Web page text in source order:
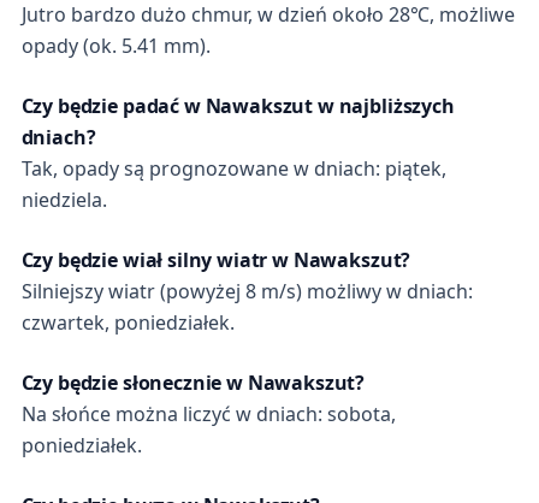
Jutro bardzo dużo chmur, w dzień około 28℃, możliwe
opady (ok. 5.41 mm).
Czy będzie padać w Nawakszut w najbliższych
dniach?
Tak, opady są prognozowane w dniach: piątek,
niedziela.
Czy będzie wiał silny wiatr w Nawakszut?
Silniejszy wiatr (powyżej 8 m/s) możliwy w dniach:
czwartek, poniedziałek.
Czy będzie słonecznie w Nawakszut?
Na słońce można liczyć w dniach: sobota,
poniedziałek.